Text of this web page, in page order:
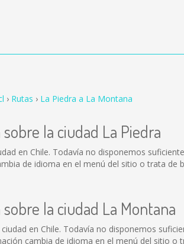
Rutas La Piedra a La Montana
la ciudad La Piedra
en Chile. Todavía no disponemos
de idioma en el menú del sitio o trata de
la ciudad La Montana
en Chile. Todavía no disponemos
cambia de idioma en el menú del sitio o